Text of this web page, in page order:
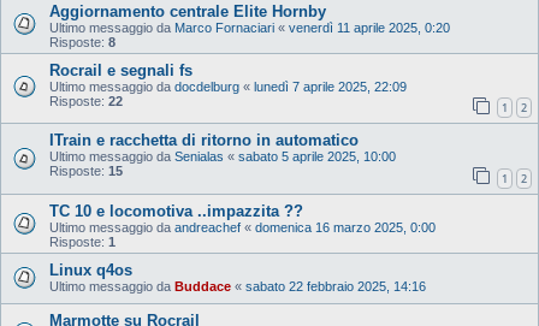
Aggiornamento centrale Elite Hornby
Ultimo messaggio da Marco Fornaciari « venerdì 11 aprile 2025, 0:20
Risposte: 8
Rocrail e segnali fs
Ultimo messaggio da docdelburg « lunedì 7 aprile 2025, 22:09
Risposte: 22 1 2
ITrain e racchetta di ritorno in automatico
Ultimo messaggio da Senialas « sabato 5 aprile 2025, 10:00
Risposte: 15 1 2
TC 10 e locomotiva ..impazzita ??
Ultimo messaggio da andreachef « domenica 16 marzo 2025, 0:00
Risposte: 1
Linux q4os
Ultimo messaggio da Buddace « sabato 22 febbraio 2025, 14:16
Marmotte su Rocrail